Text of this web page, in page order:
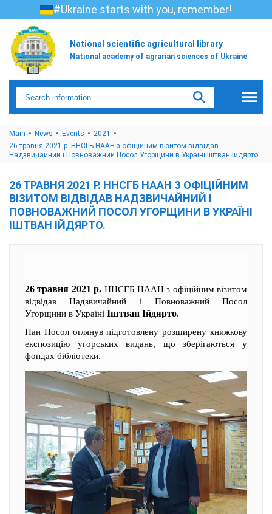
#Ukraine starts with you, remember!
National scientific agricultural library
National academy of agrarian sciences of Ukraine
Main News Events
2021
26 травня 2021 р. ННСГБ НААН з офіційним візитом відвідав
Надзвичайний і Повноважний Посол Угорщини в Україні Іштван Ійдярто.
26 ТРАВНЯ 2021 Р. ННСГБ НААН З ОФІЦІЙНИМ
ВІЗИТОМ ВІДВІДАВ НАДЗВИЧАЙНИЙ І
ПОВНОВАЖНИЙ ПОСОЛ УГОРЩИНИ В УКРАЇНІ
ІШТВАН ІЙДЯРТО.
26 травня 2021 р. ННСГБ НААН з офіційним візитом
відвідав Надзвичайний і Повноважний Посол
Угорщини в Україні Іштван Ійдярто.
Пан Посол оглянув підготовлену розширену книжкову
експозицію угорських видань, що зберігаються у
фондах бібліотеки.